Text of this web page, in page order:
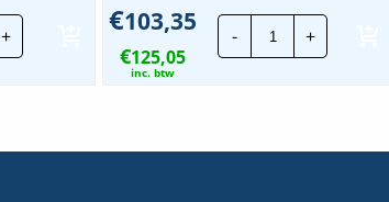
+ €103,35
€125,05
inc. btw
-
Adurolight
LED
Dave
+